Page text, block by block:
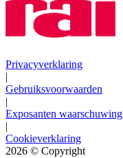
Privacyverklaring
|
Gebruiksvoorwaarden
|
Exposanten waarschuwing
|
Cookieverklaring
2026 © Copyright